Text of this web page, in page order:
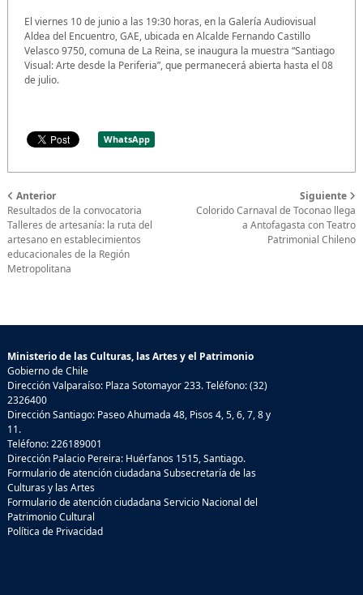
El viernes 10 de junio a las 19:30 horas, en la Galería Audiovisual
Aldea del Encuentro, GAE, ubicada en Alcalde Fernando Castillo
Velasco 9750, comuna de La Reina, se inaugura la muestra “Santiago
Visual: Arte desde la Periferia”, que permanecerá abierta hasta el 08
de julio.
WhatsApp
Anterior
Resultados de la convocatoria
Talleres de artesanía: la ruta del
artesano en establecimientos
educacionales de la Región
Metropolitana
Siguiente
Colorido Carnaval de Toconao llega
a Antofagasta con Teatro
Patrimonial Chileno
Ministerio de las Culturas, las Artes y el Patrimonio
Gobierno de Chile
Dirección Valparaíso: Plaza Sotomayor 233. Teléfono: (32)
2326400
Dirección Santiago: Paseo Ahumada 48, Pisos 4, 5, 6, 7, 8 y
11.
Teléfono: 226189001
Dirección Palacio Pereira: Huérfanos 1515, Santiago.
Formulario de atención ciudadana Subsecretaría de las
Culturas y las Artes
Formulario de atención ciudadana Servicio Nacional del
Patrimonio Cultural
Política de Privacidad